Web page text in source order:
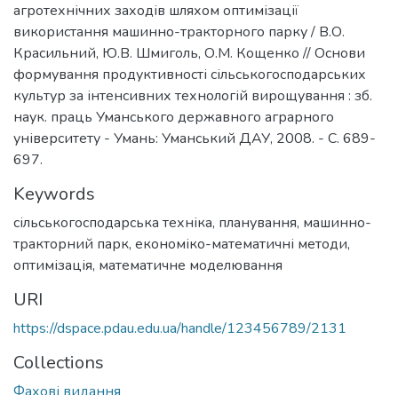
агротехнічних заходів шляхом оптимізації
використання машинно-тракторного парку / В.О.
Красильний, Ю.В. Шмиголь, О.М. Кощенко // Основи
формування продуктивності сільськогосподарських
культур за інтенсивних технологій вирощування : зб.
наук. праць Уманського державного аграрного
університету - Умань: Уманський ДАУ, 2008. - С. 689-
697.
Keywords
сільськогосподарська техніка, планування, машинно-
тракторний парк, економіко-математичні методи,
оптимізація, математичне моделювання
URI
https://dspace.pdau.edu.ua/handle/123456789/2131
Collections